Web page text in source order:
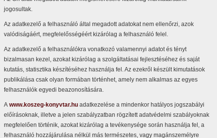
jogosultak.
Az adatkezelő a felhasználó által megadott adatokat nem ellenőrzi, azok
valódiságáért, megfelelősségéért kizárólag a felhasználó felel.
Az adatkezelő a felhasználókra vonatkozó valamennyi adatot és tényt
bizalmasan kezel, azokat kizárólag a szolgáltatásai fejlesztéséhez és saját
kutatás, statisztika készítéséhez használja fel. Az ezekről készült kimutatások
publikálása csak olyan formában történhet, amely nem alkalmas az egyes
felhasználók egyedi beazonosítására.
A www.koszeg-konyvtar.hu adatkezelése a mindenkor hatályos jogszabályi
előírásoknak, illetve a jelen szabályzatban rögzített adatvédelmi szabályoknak
megfelelően történik, azokat kizárólag a tevékenysége során használja fel, a
felhasználó hozzájárulása nélkül más természetes, vagy magánszemélyre